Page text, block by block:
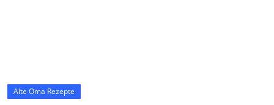
Alte Oma Rezepte